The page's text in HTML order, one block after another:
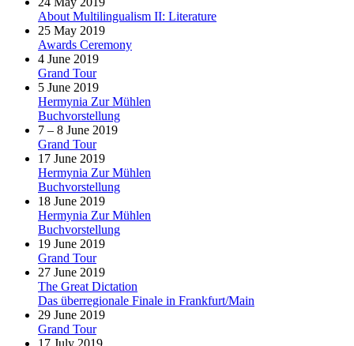
About Multilingualism II: Literature
25 May 2019
Awards Ceremony
4 June 2019
Grand Tour
5 June 2019
Hermynia Zur Mühlen
Buchvorstellung
7 – 8 June 2019
Grand Tour
17 June 2019
Hermynia Zur Mühlen
Buchvorstellung
18 June 2019
Hermynia Zur Mühlen
Buchvorstellung
19 June 2019
Grand Tour
27 June 2019
The Great Dictation
Das überregionale Finale in Frankfurt/Main
29 June 2019
Grand Tour
17 July 2019